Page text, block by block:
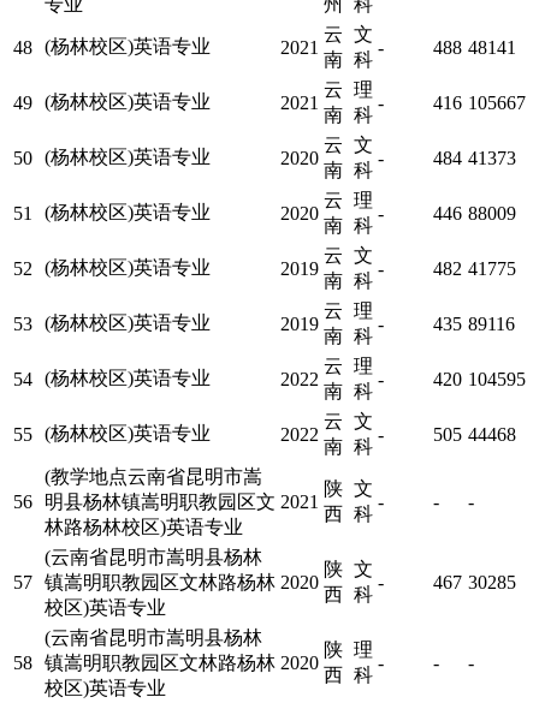
48 (杨林校区)英语专业 2021
云
南
文
科
- 488 48141
49 (杨林校区)英语专业 2021
云
南
理
科
- 416 105667
50 (杨林校区)英语专业 2020
云
南
文
科
- 484 41373
51 (杨林校区)英语专业 2020
云
南
理
科
- 446 88009
52 (杨林校区)英语专业 2019
云
南
文
科
- 482 41775
53 (杨林校区)英语专业 2019
云
南
理
科
- 435 89116
54 (杨林校区)英语专业 2022
云
南
理
科
- 420 104595
55 (杨林校区)英语专业 2022
云
南
文
科
- 505 44468
56
(教学地点云南省昆明市嵩
明县杨林镇嵩明职教园区文
林路杨林校区)英语专业
2021
陕
西
文
科
- - -
57
(云南省昆明市嵩明县杨林
镇嵩明职教园区文林路杨林
校区)英语专业
2020
陕
西
文
科
- 467 30285
58
(云南省昆明市嵩明县杨林
镇嵩明职教园区文林路杨林
校区)英语专业
2020
陕
西
理
科
- - -